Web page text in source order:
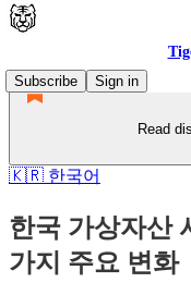
Subscribe
Sign in
Read
🇰🇷 한국어
한국 가상자산
가지 주요 변화